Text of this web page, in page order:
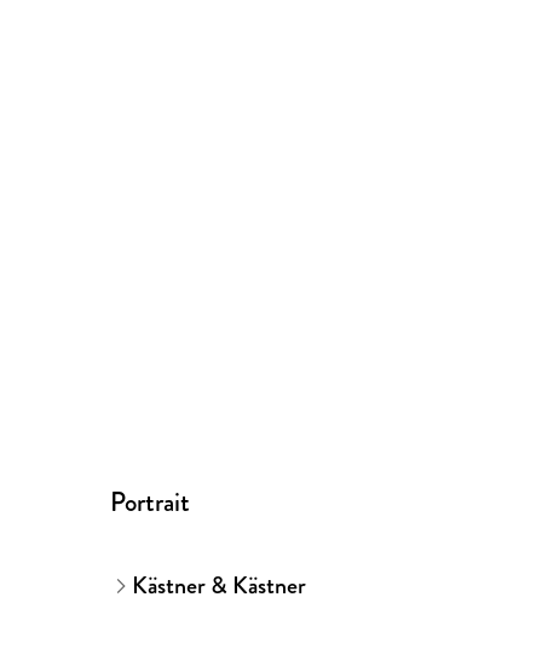
Portrait
Kästner & Kästner